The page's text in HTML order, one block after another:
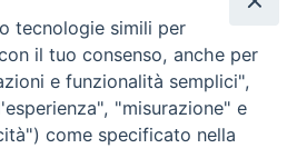
- Fax.: 06.9323844
al Venerdì Ore: 9:00 - 13:00
tecnologie simili per
il tuo consenso, anche per
e funzionalità semplici",
"misurazione" e
come specificato nella